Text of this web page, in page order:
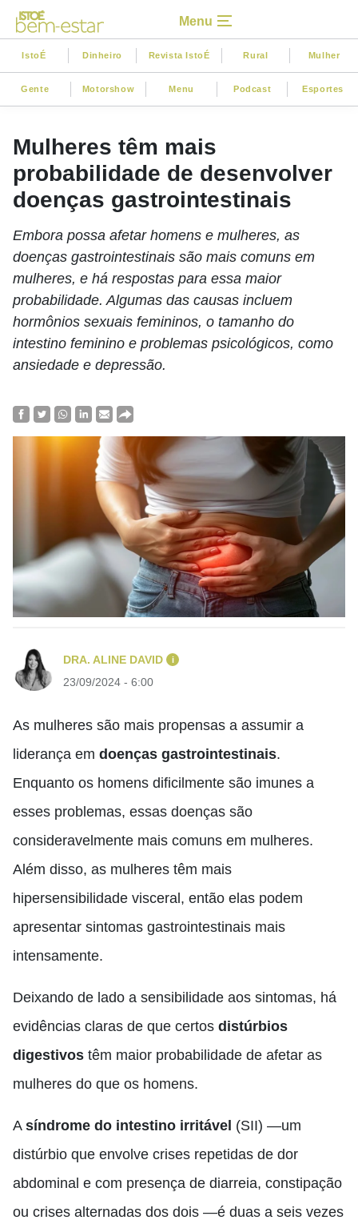
Menu
IstoÉ Dinheiro Revista IstoÉ Rural Mulher
Gente Motorshow Menu Podcast Esportes
Mulheres têm mais
probabilidade de desenvolver
doenças gastrointestinais
Embora possa afetar homens e mulheres, as
doenças gastrointestinais são mais comuns em
mulheres, e há respostas para essa maior
probabilidade. Algumas das causas incluem
hormônios sexuais femininos, o tamanho do
intestino feminino e problemas psicológicos, como
ansiedade e depressão.
DRA. ALINE DAVID i
23/09/2024 - 6:00
As mulheres são mais propensas a assumir a
liderança em doenças gastrointestinais.
Enquanto os homens dificilmente são imunes a
esses problemas, essas doenças são
consideravelmente mais comuns em mulheres.
Além disso, as mulheres têm mais
hipersensibilidade visceral, então elas podem
apresentar sintomas gastrointestinais mais
intensamente.
Deixando de lado a sensibilidade aos sintomas, há
evidências claras de que certos distúrbios
digestivos têm maior probabilidade de afetar as
mulheres do que os homens.
A síndrome do intestino irritável (SII) —um
distúrbio que envolve crises repetidas de dor
abdominal e com presença de diarreia, constipação
ou crises alternadas dos dois —é duas a seis vezes